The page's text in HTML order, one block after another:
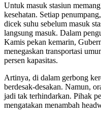
Untuk masuk stasiun
kesehatan. Setiap
dicek suhu sebelum masuk
langsung masuk. Dalam
Kamis pekan kemarin,
menegaskan transportasi
persen kapasitas.
Artinya, di dalam gerbong
berdesak-desakan. Namun,
jadi tak terhindarkan. Pihak
mengatakan menambah